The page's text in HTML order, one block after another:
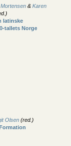
& Karen
latinske
tallets Norge
Olsen (red.)